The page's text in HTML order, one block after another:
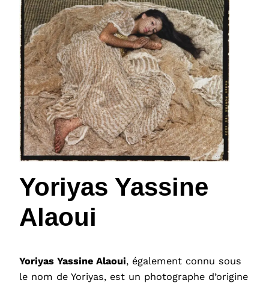
Yoriyas Yassine
Alaoui
Yoriyas Yassine Alaoui, également connu sous
le nom de Yoriyas, est un photographe d’origine